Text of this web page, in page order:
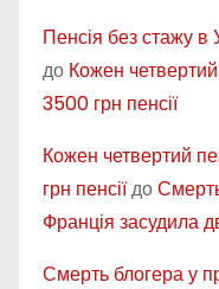
Пенсія без стажу в
до Кожен
3500 грн пенсії
Кожен четвертий
грн пенсіїдо
Франція засудила
Смерть блогера у